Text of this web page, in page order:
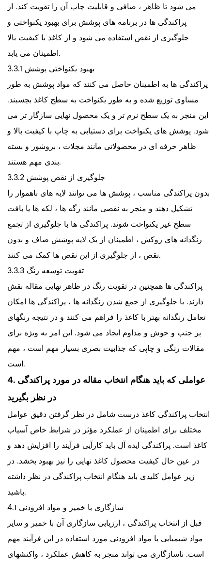
می شود تا ظاهر ، صافی و قابلیت چاپ آن را تقویت کند. از
پراکندگی ها در برنامه های پوشش برای بهبود یکنواختی و
جلوگیری از نقص استفاده می شود و از کاغذ با کیفیت بالا
اطمینان می یابد.
3.3.1 بهبود یکنواختی پوشش
پراکندگی ها به اطمینان حاصل می کنند که مواد پوشش به طور
مساوی توزیع شده و به طور یکنواخت به سطح کاغذ بچسبند.
این منجر به یک سطح نرم تر و یک محصول نهایی سازگار تر می
شود. پوشش های یکنواخت برای دستیابی به چاپ با کیفیت بالا و
ظاهر حرفه ای در محصولاتی مانند مجلات ، بروشور و بسته
بندی مهم هستند.
3.3.2 جلوگیری از نقص پوشش
بدون پراکندگی مناسب ، پوشش ها می توانند لایه های ناهموار را
تشکیل دهند و منجر به نقصی مانند رگه ها ، لکه ها یا بافت
سطح غیر یکنواخت شوند. پراکندگی ها با جلوگیری از تجمع
رنگدانه های روکش ، اطمینان از یک لایه پوشش صاف و بدون
نقص ، از جلوگیری از این نقص ها کمک می کنند.
3.3.3 تقویت توسعه رنگ
پراکندگی ها همچنین در تقویت رنگ در ظاهر نهایی مقاله نقش
دارند. با جلوگیری از جمع شدن رنگدانه ها ، پراکندگی ها امکان
تعامل رنگدانه بهتر با کاغذ را فراهم می کنند و در نتیجه رنگهای
پر جنب و جوش و مداوم ایجاد می شود. این امر به ویژه برای
مقالات رنگی و چاپی که جذابیت بصری بسیار مهم است ، مهم
است.
4. عواملی که باید هنگام انتخاب مقاله در مورد پراکندگی
در نظر بگیرید
انتخاب پراکندگی کاغذ درست شامل در نظر گرفتن دقیق عوامل
مختلف برای اطمینان از عملکرد مؤثر در شرایط خاص آسیاب
کاغذ است. پراکندگی ایده آل باید کارآیی فرآیند را افزایش دهد و
در عین حال کیفیت محصول کاغذ نهایی را نیز بهبود بخشد. در
زیر عوامل کلیدی باید هنگام انتخاب پراکندگی در نظر داشته
باشید.
4.1 سازگاری با خمیر و مواد افزودنی
قبل از انتخاب پراکندگی ، ارزیابی سازگاری آن با خمیر و سایر
مواد شیمیایی یا مواد افزودنی مورد استفاده در این فرآیند مهم
است. ناسازگاری می تواند منجر به کاهش عملکرد ، واکنشهای